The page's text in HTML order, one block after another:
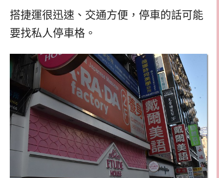
搭捷運很迅速、交通方便，停車的話可能
要找私人停車格。